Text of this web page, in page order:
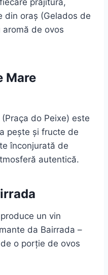
din oraș (Gelados de
de ovos
Mare
do Peixe) este
pește și fructe de
înconjurată de
autentică.
un vin
da Bairrada –
o porție de ovos